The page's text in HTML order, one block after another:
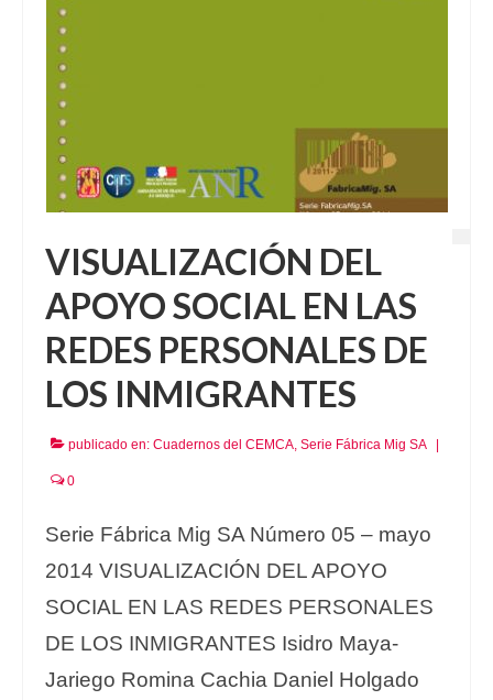
VISUALIZACIÓN DEL
APOYO SOCIAL EN LAS
REDES PERSONALES DE
LOS INMIGRANTES
publicado en: Cuadernos del CEMCA, Serie Fábrica Mig SA
0
Serie Fábrica Mig SA Número 05 – mayo
2014 VISUALIZACIÓN DEL APOYO
SOCIAL EN LAS REDES PERSONALES
DE LOS INMIGRANTES Isidro Maya-
Jariego Romina Cachia Daniel Holgado